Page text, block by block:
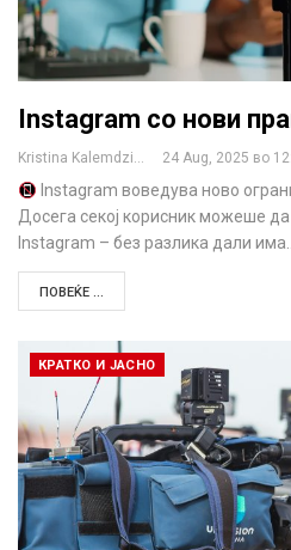
Instagram со нови
Kristina Kalemdzikj 24 Aug, 2025 во
Instagram воведува ново
Досега секој корисник можеше
Instagram – без разлика дали
ПОВЕЌЕ ...
КРАТКО И ЈАСНО